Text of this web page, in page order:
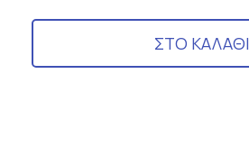
ΣΤΟ ΚΑΛΑΘΙ